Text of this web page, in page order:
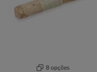
8 opções